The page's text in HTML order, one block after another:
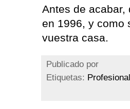
Antes de acabar,
en 1996, y como
vuestra casa.
Publicado por
Etiquetas: